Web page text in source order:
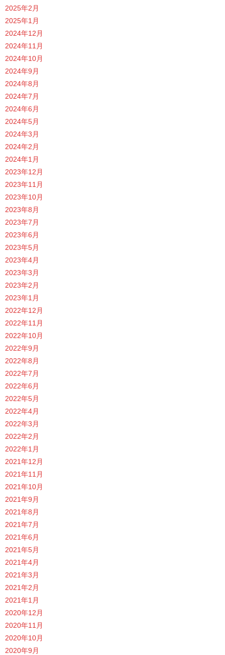
2025年2月
2025年1月
2024年12月
2024年11月
2024年10月
2024年9月
2024年8月
2024年7月
2024年6月
2024年5月
2024年3月
2024年2月
2024年1月
2023年12月
2023年11月
2023年10月
2023年8月
2023年7月
2023年6月
2023年5月
2023年4月
2023年3月
2023年2月
2023年1月
2022年12月
2022年11月
2022年10月
2022年9月
2022年8月
2022年7月
2022年6月
2022年5月
2022年4月
2022年3月
2022年2月
2022年1月
2021年12月
2021年11月
2021年10月
2021年9月
2021年8月
2021年7月
2021年6月
2021年5月
2021年4月
2021年3月
2021年2月
2021年1月
2020年12月
2020年11月
2020年10月
2020年9月